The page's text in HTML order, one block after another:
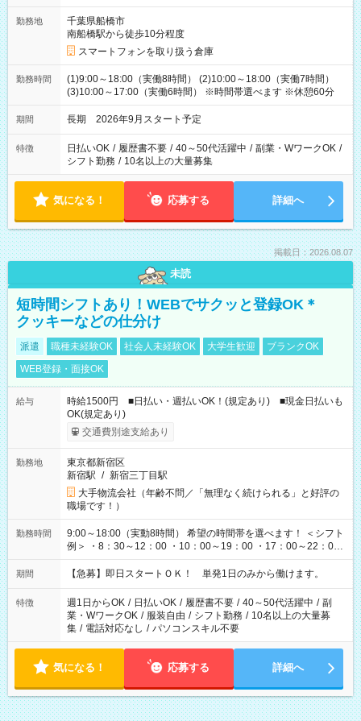
勤務地
千葉県船橋市
南船橋駅から徒歩10分程度
スマートフォンを取り扱う倉庫
勤務時間
(1)9:00～18:00（実働8時間） (2)10:00～18:00（実働7時間）
(3)10:00～17:00（実働6時間） ※時間帯選べます ※休憩60分
期間 長期 2026年9月スタート予定
特徴 日払いOK / 履歴書不要 / 40～50代活躍中 / 副業・WワークOK /
シフト勤務 / 10名以上の大量募集
気になる！ 応募する 詳細へ
掲載日：2026.08.07
未読
短時間シフトあり！WEBでサクッと登録OK＊
クッキーなどの仕分け
派遣 職種未経験OK 社会人未経験OK 大学生歓迎
ブランクOK
WEB登録・面接OK
給与
時給1500円 ■日払い・週払いOK！(規定あり) ■現金日払いも
OK(規定あり)
交通費別途支給あり
勤務地
東京都新宿区
新宿駅 / 新宿三丁目駅
大手物流会社（年齢不問／「無理なく続けられる」と好評の
職場です！）
勤務時間
9:00～18:00（実動8時間） 希望の時間帯を選べます！ ＜シフト
例＞ ・8：30～12：00 ・10：00～19：00 ・17：00～22：00
・13：00～22：00 ・22：00～翌6：00 など
期間 【急募】即日スタートＯＫ！ 単発1日のみから働けます。
特徴 週1日からOK / 日払いOK / 履歴書不要 / 40～50代活躍中 / 副
業・WワークOK / 服装自由 / シフト勤務 / 10名以上の大量募
集 / 電話対応なし / パソコンスキル不要
気になる！ 応募する 詳細へ